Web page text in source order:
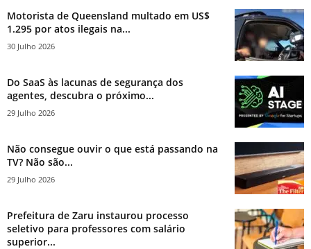
Motorista de Queensland multado em US$
1.295 por atos ilegais na...
30 Julho 2026
Do SaaS às lacunas de segurança dos
agentes, descubra o próximo...
29 Julho 2026
Não consegue ouvir o que está passando na
TV? Não são...
29 Julho 2026
Prefeitura de Zaru instaurou processo
seletivo para professores com salário
superior...